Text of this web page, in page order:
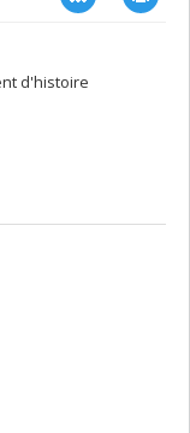
d'histoire